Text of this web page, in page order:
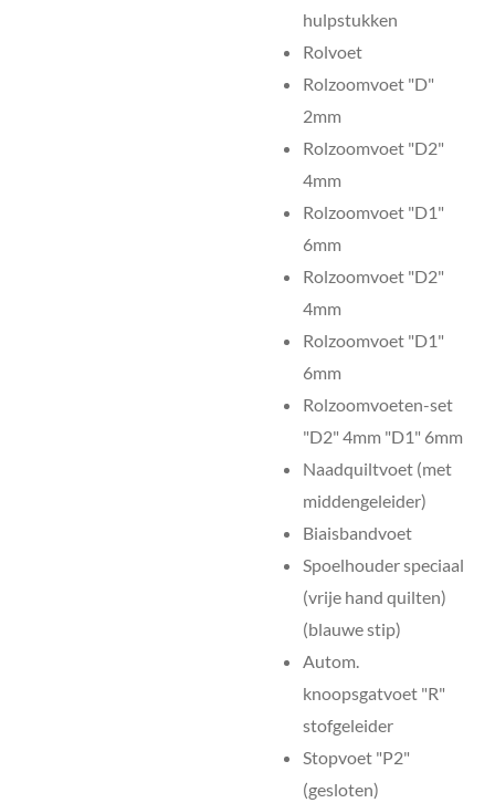
hulpstukken
Rolvoet
Rolzoomvoet "D"
2mm
Rolzoomvoet "D2"
4mm
Rolzoomvoet "D1"
6mm
Rolzoomvoet "D2"
4mm
Rolzoomvoet "D1"
6mm
Rolzoomvoeten-set
"D2" 4mm "D1" 6mm
Naadquiltvoet (met
middengeleider)
Biaisbandvoet
Spoelhouder speciaal
(vrije hand quilten)
(blauwe stip)
Autom.
knoopsgatvoet "R"
stofgeleider
Stopvoet "P2"
(gesloten)